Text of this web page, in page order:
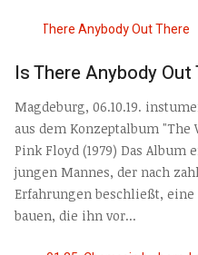
Is There Anybody Out
Magdeburg, 06.10.19.
aus dem Konzeptalbum "The
Pink Floyd (1979) Das Album
jungen Mannes, der nach
Erfahrungen beschließt,
bauen, die ihn vor...